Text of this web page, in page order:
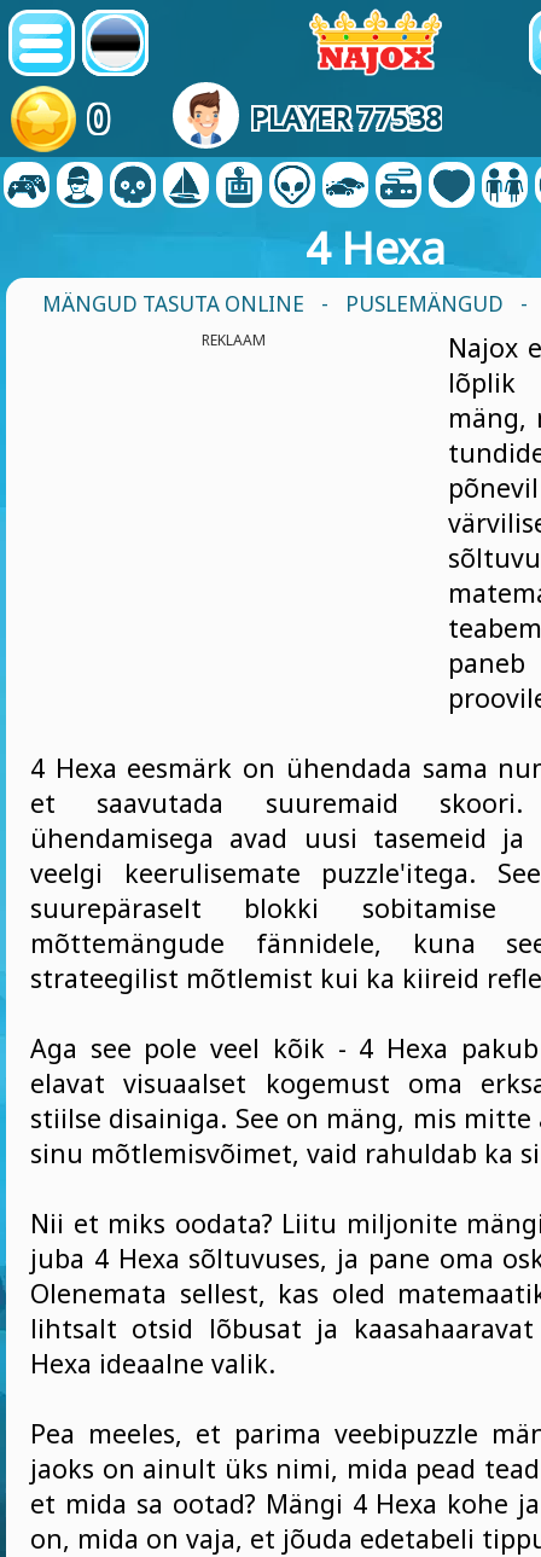
0 PLAYER 77538
4 Hexa
MÄNGUD TASUTA ONLINE - PUSLEMÄNGUD -
REKLAAM
Najox
lõplik
mäng,
4 Hexa eesmärk on ühendada sama
et saavutada suuremaid
ühendamisega avad uusi tasemeid ja
veelgi keerulisemate puzzle'itega.
suurepäraselt blokki sobitamise
mõttemängude fännidele, kuna
strateegilist mõtlemist kui ka kiireid
Aga see pole veel kõik - 4 Hexa
elavat visuaalset kogemust oma
stiilse disainiga. See on mäng, mis
sinu mõtlemisvõimet, vaid rahuldab ka
Nii et miks oodata? Liitu miljonite
juba 4 Hexa sõltuvuses, ja pane oma
Olenemata sellest, kas oled
lihtsalt otsid lõbusat ja
Hexa ideaalne valik.
Pea meeles, et parima veebipuzzle
jaoks on ainult üks nimi, mida pead
et mida sa ootad? Mängi 4 Hexa kohe
on, mida on vaja, et jõuda edetabeli